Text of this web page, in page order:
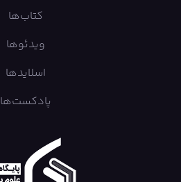
کتاب‌ها
ویدئوها
اسلایدها
پادکست‌ها